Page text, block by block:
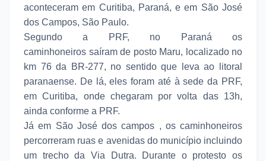
aconteceram em Curitiba, Paraná, e em São José
dos Campos, São Paulo.
Segundo a PRF, no Paraná os
caminhoneiros saíram de posto Maru, localizado no
km 76 da BR-277, no sentido que leva ao litoral
paranaense. De lá, eles foram até à sede da PRF,
em Curitiba, onde chegaram por volta das 13h,
ainda conforme a PRF.
Já em São José dos campos , os caminhoneiros
percorreram ruas e avenidas do município incluindo
um trecho da Via Dutra. Durante o protesto os